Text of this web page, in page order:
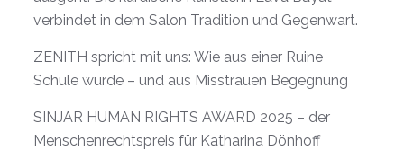
verbindet in dem Salon Tradition und Gegenwart.
ZENITH spricht mit uns: Wie aus einer Ruine
Schule wurde – und aus Misstrauen Begegnung
SINJAR HUMAN RIGHTS AWARD 2025 – der
Menschenrechtspreis für Katharina Dönhoff